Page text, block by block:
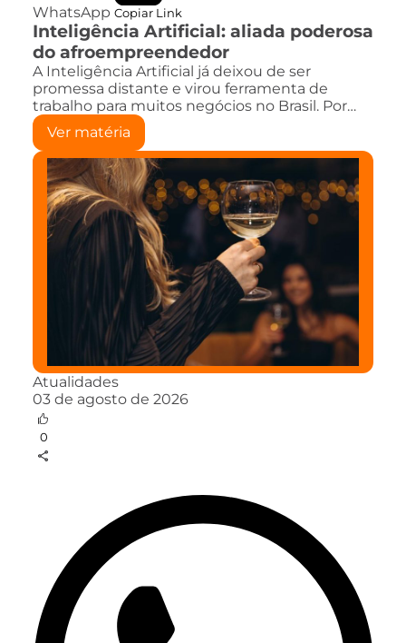
WhatsApp Copiar Link
Inteligência Artificial: aliada poderosa
do afroempreendedor
A Inteligência Artificial já deixou de ser
promessa distante e virou ferramenta de
trabalho para muitos negócios no Brasil. Por…
Ver matéria
Atualidades
03 de agosto de 2026
0